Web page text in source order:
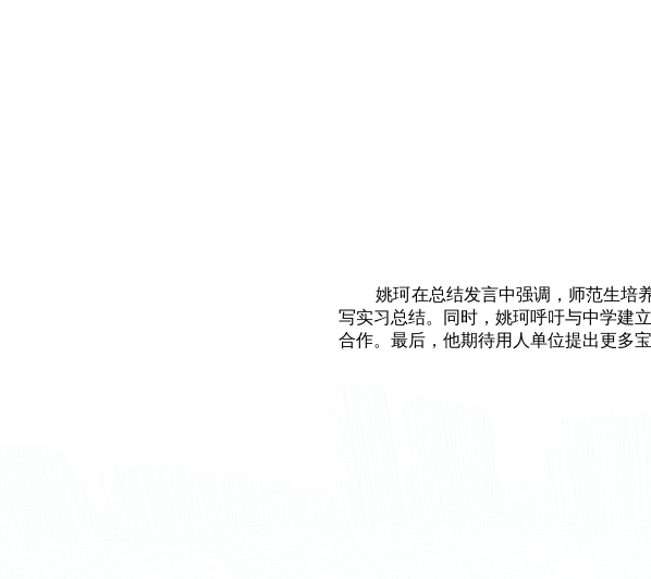
姚珂在总结发言中强调，师范生培
写实习总结。同时，姚珂呼吁与中学建
合作。最后，他期待用人单位提出更多